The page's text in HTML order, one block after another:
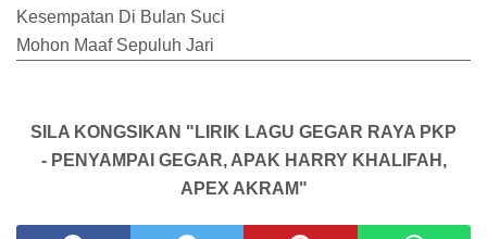
Kesempatan Di Bulan Suci
Mohon Maaf Sepuluh Jari
SILA KONGSIKAN "LIRIK LAGU GEGAR RAYA PKP
- PENYAMPAI GEGAR, APAK HARRY KHALIFAH,
APEX AKRAM"